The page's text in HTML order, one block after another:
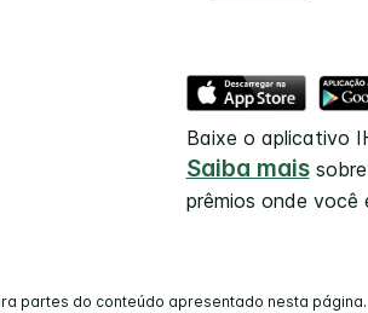
Baixe o aplicativo
Saiba maissobre
prêmios onde você
partes do conteúdo apresentado nesta página.